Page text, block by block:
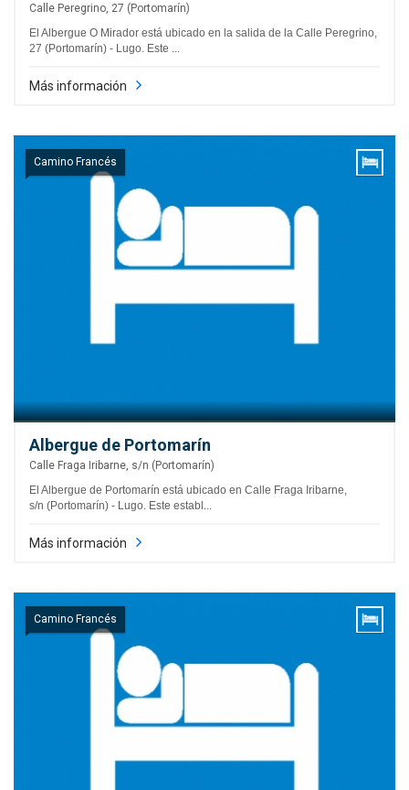
Calle Peregrino, 27 (Portomarín)
El Albergue O Mirador está ubicado en la salida de la Calle Peregrino,
27 (Portomarín) - Lugo. Este ...
Más información
Camino Francés
Albergue de Portomarín
Calle Fraga Iribarne, s/n (Portomarín)
El Albergue de Portomarín está ubicado en Calle Fraga Iribarne,
s/n (Portomarín) - Lugo. Este establ...
Más información
Camino Francés